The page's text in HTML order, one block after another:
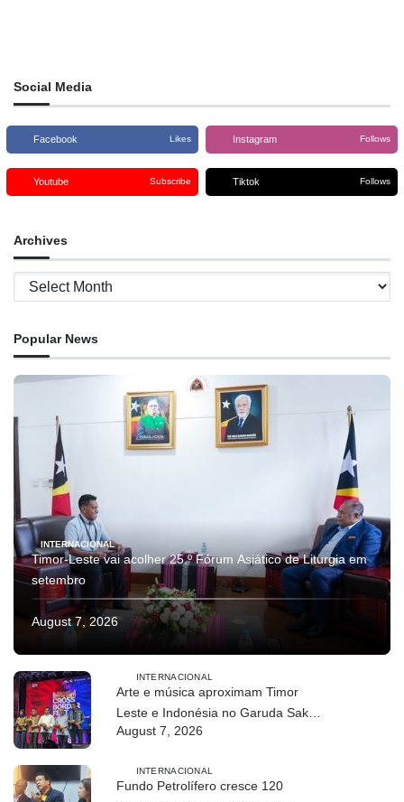
Social Media
Facebook Likes Instagram Follows
Youtube Subscribe Tiktok Follows
Archives
Archives
Popular News
INTERNACIONAL
Timor-Leste vai acolher 25.º Fórum Asiático de Liturgia em
setembro
August 7, 2026
INTERNACIONAL
Arte e música aproximam Timor
Leste e Indonésia no Garuda Sakti
Crossborder Fest 2026
August 7, 2026
INTERNACIONAL
Fundo Petrolífero cresce 120